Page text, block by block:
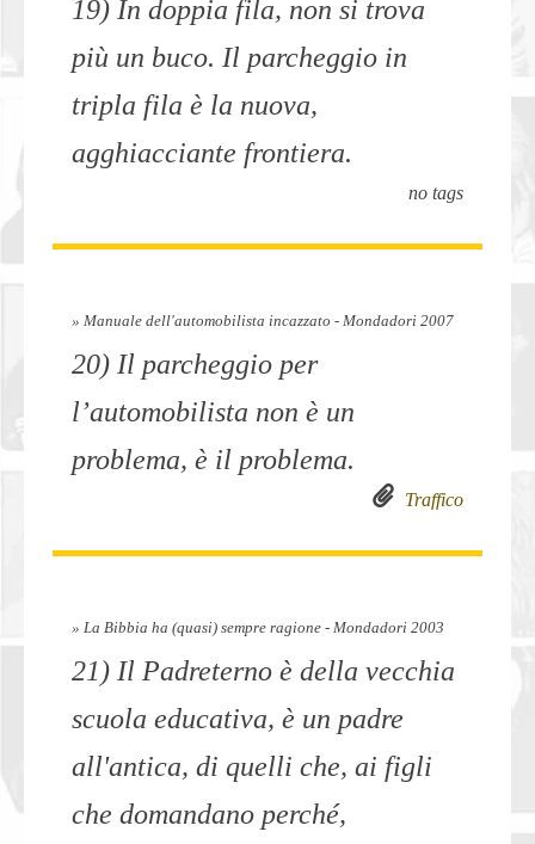
19) In doppia fila, non si trova
più un buco. Il parcheggio in
tripla fila è la nuova,
agghiacciante frontiera.
no tags
» Manuale dell'automobilista incazzato - Mondadori 2007
20) Il parcheggio per
l’automobilista non è un
problema, è il problema.
Traffico
» La Bibbia ha (quasi) sempre ragione - Mondadori 2003
21) Il Padreterno è della vecchia
scuola educativa, è un padre
all'antica, di quelli che, ai figli
che domandano perché,